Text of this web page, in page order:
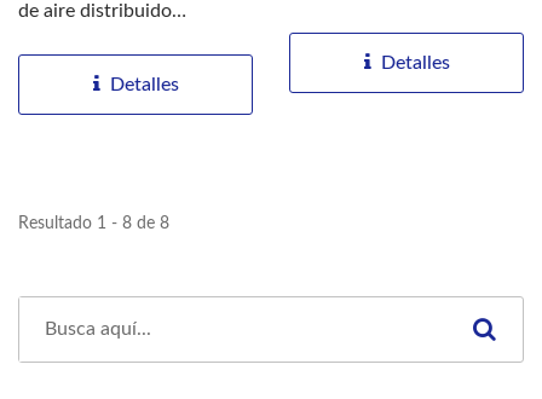
de aire distribuido
Detalles
Detalles
Resultado 1 - 8 de 8